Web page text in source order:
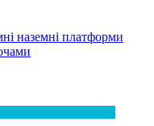
наземні платформи